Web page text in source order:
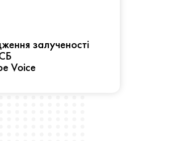
залученості
Voice